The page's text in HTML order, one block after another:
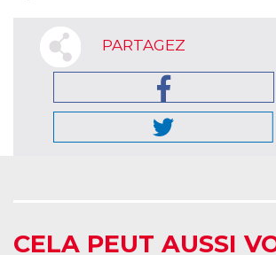
PARTAGEZ
CELA PEUT AUSSI